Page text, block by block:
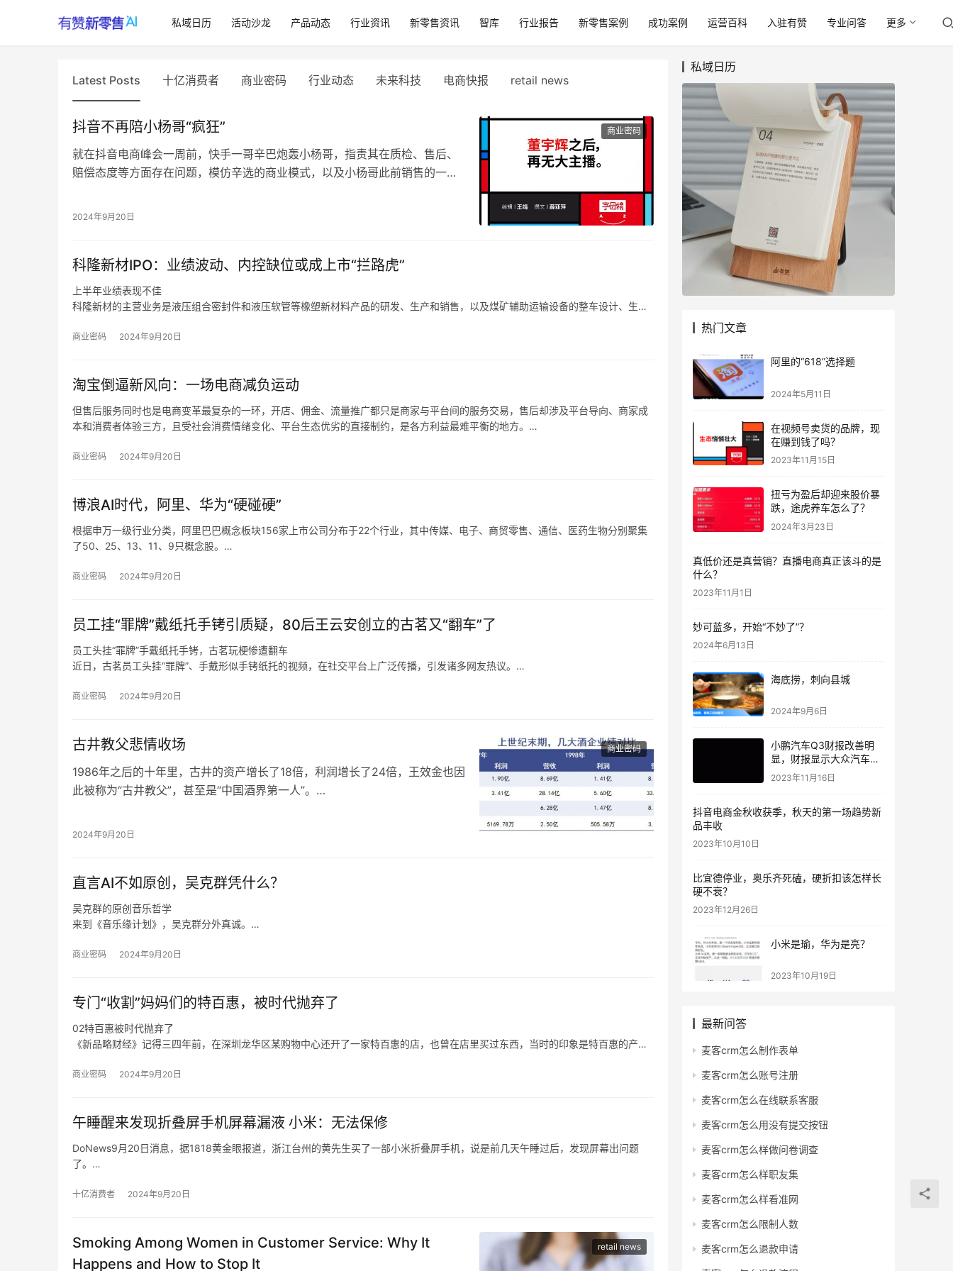
私域日历 活动沙龙 产品动态 行业资讯 新零售资讯 智库 行业报告 新零售案例 成功案例 运营百科 入驻有赞 专业问答 更多
Latest Posts 十亿消费者 商业密码 行业动态 未来科技 电商快报 retail news
商业密码
抖音不再陪小杨哥“疯狂”
就在抖音电商峰会一周前，快手一哥辛巴炮轰小杨哥，指责其在质检、售后、
赔偿态度等方面存在问题，模仿辛选的商业模式，以及小杨哥此前销售的一些
替小杨哥进行赔付。
在短视频时代，抖音成就了小杨哥，正如小杨哥感谢抖音那般，“它具有很强的
开放性和包容性，它给每一个人都提供平等展示自我的机会”，小杨哥也为抖音
带来了很多用户，高峰时期小杨哥抖音粉丝量超过了1.2亿。
2024年9月20日
科隆新材IPO：业绩波动、内控缺位或成上市“拦路虎”
上半年业绩表现不佳
科隆新材的主营业务是液压组合密封件和液压软管等橡塑新材料产品的研发、生产和销售，以及煤矿辅助运输设备的整车设计、生
同时，如果未来煤炭主体能源地位被快速替代，下游客户新机装备需求减少，科隆新材又未能拓展旧机维修业务，或是未能适应市场
商业密码 2024年9月20日
淘宝倒逼新风向：一场电商减负运动
但售后服务同时也是电商变革最复杂的一环，开店、佣金、流量推广都只是商家与平台间的服务交易，售后却涉及平台导向、商家成
本和消费者体验三方，且受社会消费情绪变化、平台生态优劣的直接制约，是各方利益最难平衡的地方。
统的设计者、平衡商家和消费者利益的服务商。
商业密码 2024年9月20日
博浪AI时代，阿里、华为“硬碰硬”
根据申万一级行业分类，阿里巴巴概念板块156家上市公司分布于22个行业，其中传媒、电子、商贸零售、通信、医药生物分别聚集
了50、25、13、11、9只概念股。
了220、193、92、65、61只概念股。
商业密码 2024年9月20日
员工挂“罪牌”戴纸托手铐引质疑，80后王云安创立的古茗又“翻车”了
员工头挂“罪牌”手戴纸托手铐，古茗玩梗惨遭翻车
近日，古茗员工头挂“罪牌”、手戴形似手铐纸托的视频，在社交平台上广泛传播，引发诸多网友热议。
收益更难做好，“我们在进省会城市，以及大的一线城市的时候，我们一定是做好准备了再去的，比如上海的消费者到底要什么，我们
商业密码 2024年9月20日
商业密码
古井教父悲情收场
1986年之后的十年里，古井的资产增长了18倍，利润增长了24倍，王效金也因
此被称为“古井教父”，甚至是“中国酒界第一人”。
可以称得上再度振兴，尤其是这一切还建立在王效金的固执和自大，当年差一
就是效忠他。
2024年9月20日
直言AI不如原创，吴克群凭什么？
吴克群的原创音乐哲学
来到《音乐缘计划》，吴克群分外真诚。
在分享创作心得、探讨音乐理念时，吴克群不再简单是一个综艺节目的嘉宾，他也是作为一名原创音乐人出现在舞台上，让一切热爱
商业密码 2024年9月20日
专门“收割”妈妈们的特百惠，被时代抛弃了
02特百惠被时代抛弃了
《新品略财经》记得三四年前，在深圳龙华区某购物中心还开了一家特百惠的店，也曾在店里买过东西，当时的印象是特百惠的产品
在《新品略财经》看来，特百惠既是时代的产物，也是被时代抛弃的产物，这与消费环境、消费需求、市场竞争，乃至是与特百惠的
不普及的年代，特百惠犹如“刚需”般存在。
商业密码 2024年9月20日
午睡醒来发现折叠屏手机屏幕漏液 小米：无法保修
DoNews9月20日消息，据1818黄金眼报道，浙江台州的黄先生买了一部小米折叠屏手机，说是前几天午睡过后，发现屏幕出问题
了。
黄先生把这部小米折叠屏手机送到销售门店，由对方寄去售后，他提供了一张照片，说是寄出前快递员拍的。
十亿消费者 2024年9月20日
retail news
Smoking Among Women in Customer Service: Why It
Happens and How to Stop It
私域日历
热门文章
阿里的“618”选择题
2024年5月11日
在视频号卖货的品牌，现
在赚到钱了吗？
2023年11月15日
扭亏为盈后却迎来股价暴
跌，途虎养车怎么了？
2024年3月23日
真低价还是真营销？直播电商真正该斗的是
什么？
2023年11月1日
妙可蓝多，开始“不妙了”？
2024年6月13日
海底捞，刺向县城
2024年9月6日
小鹏汽车Q3财报改善明
显，财报显示大众汽车入
股尚未完成交割
2023年11月16日
抖音电商金秋收获季，秋天的第一场趋势新
品丰收
2023年10月10日
比宜德停业，奥乐齐死磕，硬折扣该怎样长
硬不衰？
2023年12月26日
小米是瑜，华为是亮？
2023年10月19日
最新问答
麦客crm怎么制作表单
麦客crm怎么账号注册
麦客crm怎么在线联系客服
麦客crm怎么用没有提交按钮
麦客crm怎么样做问卷调查
麦客crm怎么样职友集
麦客crm怎么样看准网
麦客crm怎么限制人数
麦客crm怎么退款申请